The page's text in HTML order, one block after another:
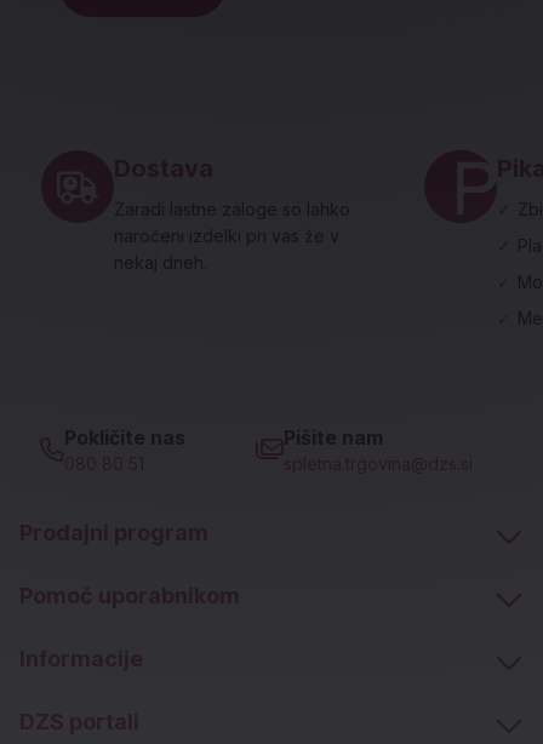
Dostava
Zaradi lastne zaloge so lahko
naročeni izdelki pri vas že v
nekaj dneh.
✓
✓
Pokličite nas
080 80 51
Pišite nam
spletna.trgovina@dzs.si
Prodajni program
Pomoč uporabnikom
Informacije
DZS portali